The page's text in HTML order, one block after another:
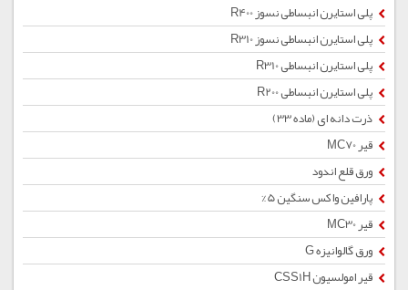
پلی استایرن انبساطی نسوز R400
پلی استایرن انبساطی نسوز R310
پلی استایرن انبساطی R310
پلی استایرن انبساطی R200
ذرت دانه ای (ماده 33)
قیر MC70
ورق قلع اندود
پارافین واکس سنگین 5%
قیر MC30
ورق گالوانیزه G
قیر امولسیون CSS1H